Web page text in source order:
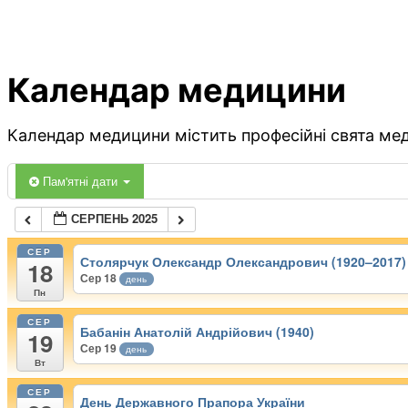
Календар медицини
Календар медицини містить професійні свята
Пам'ятні дати
СЕРПЕНЬ 2025
СЕР
18
Пн
Столярчук Олександр Олександрович (1920–2017)
Сер 18 день
СЕР
19
Вт
Бабанін Анатолій Андрійович (1940)
Сер 19 день
СЕР
День Державного Прапора України